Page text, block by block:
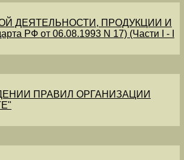
ДЕЯТЕЛЬНОСТИ, ПРОДУКЦИИ И
РФ от 06.08.1993 N 17) (Части I - I
ПРАВИЛ ОРГАНИЗАЦИИ